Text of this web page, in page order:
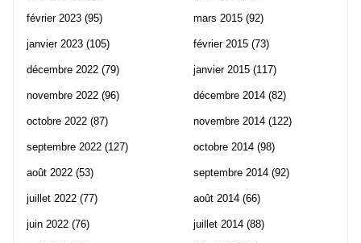
février 2023 (95)
janvier 2023 (105)
décembre 2022 (79)
novembre 2022 (96)
octobre 2022 (87)
septembre 2022 (127)
août 2022 (53)
juillet 2022 (77)
juin 2022 (76)
mars 2015 (92)
février 2015 (73)
janvier 2015 (117)
décembre 2014 (82)
novembre 2014 (122)
octobre 2014 (98)
septembre 2014 (92)
août 2014 (66)
juillet 2014 (88)